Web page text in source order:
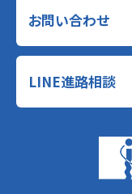
お問い合わせ
LINE進路相談